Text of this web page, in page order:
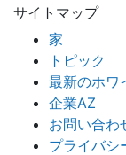
サイトマップ
家
トピック
最新のホワ
企業AZ
お問い合わ
プライバシ